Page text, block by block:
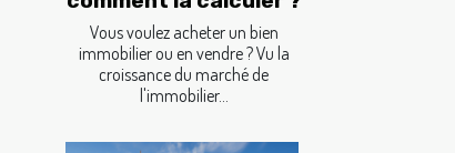
Vous voulez acheter un bien
immobilier ou en vendre ? Vu la
croissance du marché de
l'immobilier...